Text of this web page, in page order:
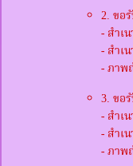
2. ขอ
- สำเ
- สำเ
- ภาพ
3. ขอ
- สำเ
- สำเ
- ภาพ